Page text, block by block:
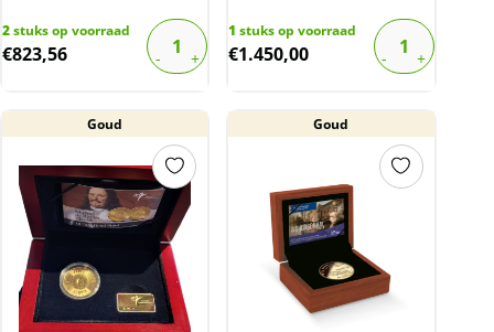
2stuks op voorraad
€823,56
1 stuks op voorraad
€1.450,00
Goud Goud